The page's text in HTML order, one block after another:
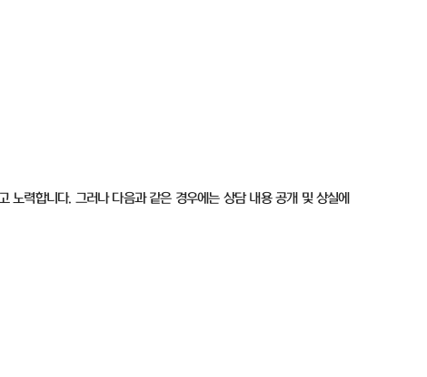
력합니다. 그러나 다음과 같은 경우에는 상담 내용 공개 및 상실에